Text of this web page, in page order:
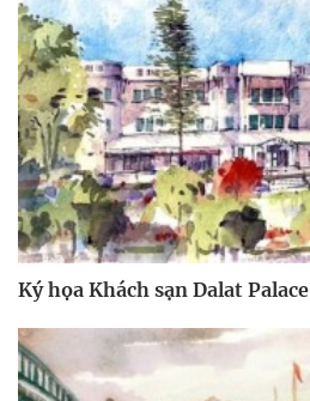
Ký họa Khách sạn Dalat Palace